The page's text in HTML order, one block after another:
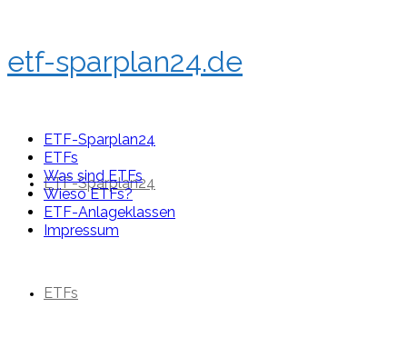
etf-sparplan24.de
ETF-Sparplan24
ETFs
ETF-Sparplan24
ETFs
Was sind ETFs
Wieso ETFs?
ETF-Anlageklassen
Impressum